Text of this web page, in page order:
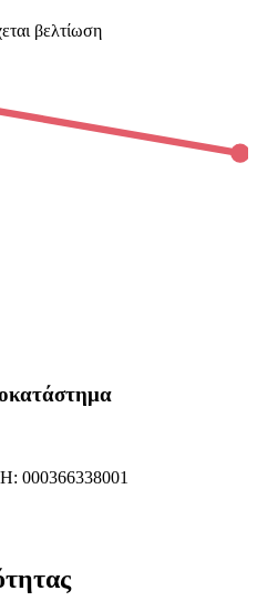
βελτίωση
: 000366338001